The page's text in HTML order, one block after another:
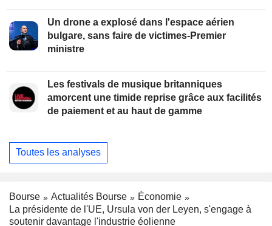
Un drone a explosé dans l'espace aérien
bulgare, sans faire de victimes-Premier
ministre
Les festivals de musique britanniques
amorcent une timide reprise grâce aux facilités
de paiement et au haut de gamme
Toutes les analyses
Bourse Actualités Bourse
Économie
La présidente de l'UE, Ursula von der Leyen, s'engage à
soutenir davantage l'industrie éolienne